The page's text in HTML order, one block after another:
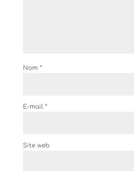
Nom *
E-mail *
Site web